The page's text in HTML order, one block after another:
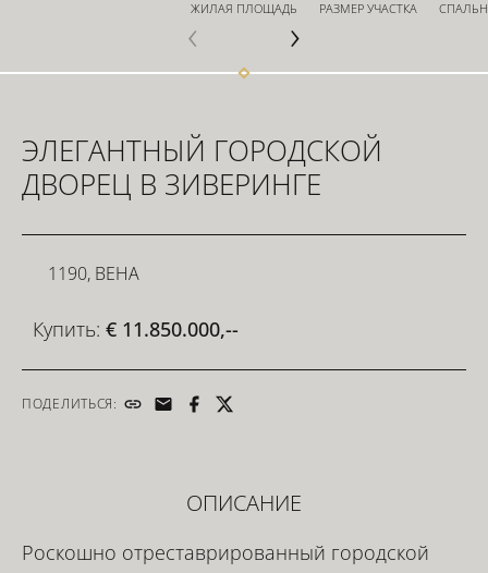
ИНВЕСТОРЫ
ДЛЯ РАЗРАБОТЧИКОВ
СВЯЗАТЬСЯ
ЖИЛАЯ ПЛОЩАДЬ РАЗМЕР УЧАСТКА
ЭЛЕГАНТНЫЙ ГОРОДСКОЙ
ДВОРЕЦ В ЗИВЕРИНГЕ
1190, ВЕНА
Купить: € 11.850.000,--
ПОДЕЛИТЬСЯ:
ОПИСАНИЕ
Роскошно отреставрированный городской